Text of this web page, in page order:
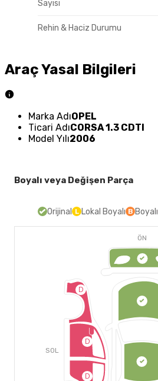
Sayısı
Rehin & Haciz Durumu
Araç Yasal Bilgileri
Marka AdıOPEL
Ticari AdıCORSA 1.3 CDTI
Model Yılı2006
Boyalı veya Değişen Parça
Orijinal L Lokal Boyalı B Boyalı
ÖN
SOL
D
D
D